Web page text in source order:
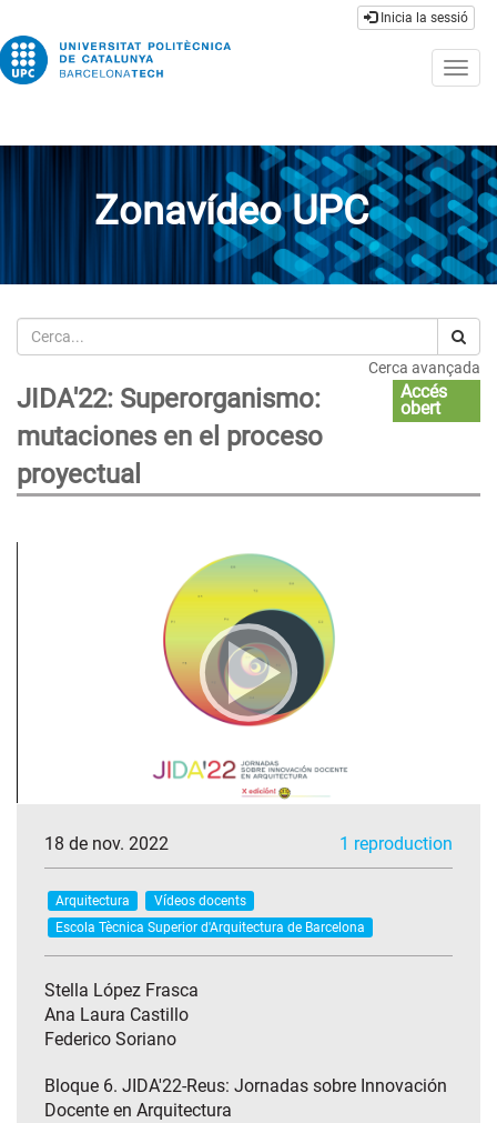
Inicia la sessió
Zonavídeo UPC
Cerca
Cerca avançada
JIDA'22: Superorganismo:
mutaciones en el proceso
proyectual
Accés
obert
18 de nov. 2022 1 reproduction
Arquitectura
Vídeos docents
Escola Tècnica Superior d'Arquitectura de Barcelona
Stella López Frasca
Ana Laura Castillo
Federico Soriano
Bloque 6. JIDA'22-Reus: Jornadas sobre Innovación
Docente en Arquitectura